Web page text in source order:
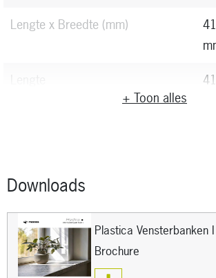
Lengte x Breedte (mm)
Lengte
Gewicht per meter
Volumieke massa
Milieucertificering
+ Toon alles
Downloads
Plastica Vensterbanken I
Brochure